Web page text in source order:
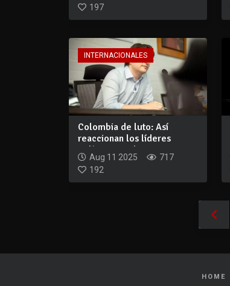
197
INTERNACIONALES
Colombia de luto: Así
reaccionan los líderes
políticos por l...
Aug 11 2025
717
192
HOME